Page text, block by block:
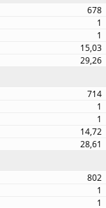
678
1
1
15,03
29,26
714
1
1
14,72
28,61
802
1
1